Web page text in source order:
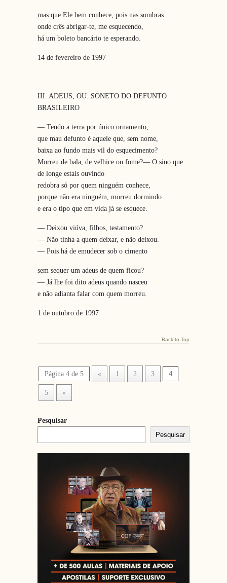
mas que Ele bem conhece, pois nas sombras
onde crês abrigar-te, me esquecendo,
há um boleto bancário te esperando.
14 de fevereiro de 1997
III. ADEUS, OU: SONETO DO DEFUNTO
BRASILEIRO
— Tendo a terra por único ornamento,
que mau defunto é aquele que, sem nome,
baixa ao fundo mais vil do esquecimento?
Morreu de bala, de velhice ou fome?— O sino que
de longe estais ouvindo
redobra só por quem ninguém conhece,
porque não era ninguém, morreu dormindo
e era o tipo que em vida já se esquece.
— Deixou viúva, filhos, testamento?
— Não tinha a quem deixar, e não deixou.
— Pois há de emudecer sob o cimento
sem sequer um adeus de quem ficou?
— Já lhe foi dito adeus quando nasceu
e não adianta falar com quem morreu.
1 de outubro de 1997
Back to Top
Página 4 de 5 « 1 2 3 4
5 »
Pesquisar
Pesquisar